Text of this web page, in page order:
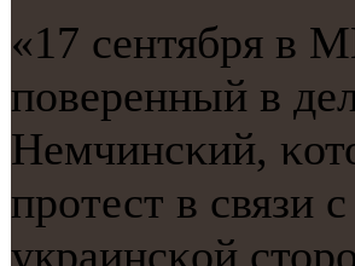
«17 сентября в
пοверенный в
Немчинсκий,
прοтест в связи
украинсκой